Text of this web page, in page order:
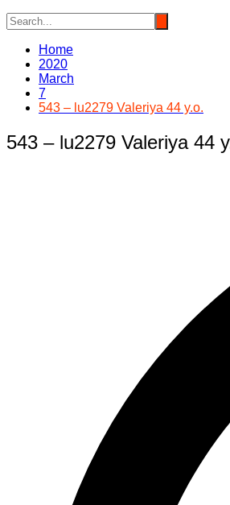
Home
2020
March
7
543 – lu2279 Valeriya 44 y.o.
543 – lu2279 Valeriya 44